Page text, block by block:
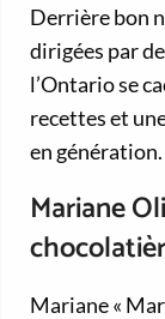
Derrière bon
dirigées par
l’Ontario se
recettes et
en génération.
Mariane
Mariane «